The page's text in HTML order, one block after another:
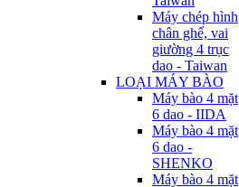
Máy chép hình
chân ghế, vai
giường 4 trục
dao - Taiwan
LOẠI MÁY BÀO
Máy bào 4 mặt
6 dao - IIDA
Máy bào 4 mặt
6 dao -
SHENKO
Máy bào 4 mặt